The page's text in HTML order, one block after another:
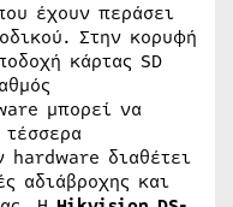
έχουν περάσει
Στην κορυφή
κάρτας SD
μπορεί να
hardware διαθέτει
αδιάβροχης και